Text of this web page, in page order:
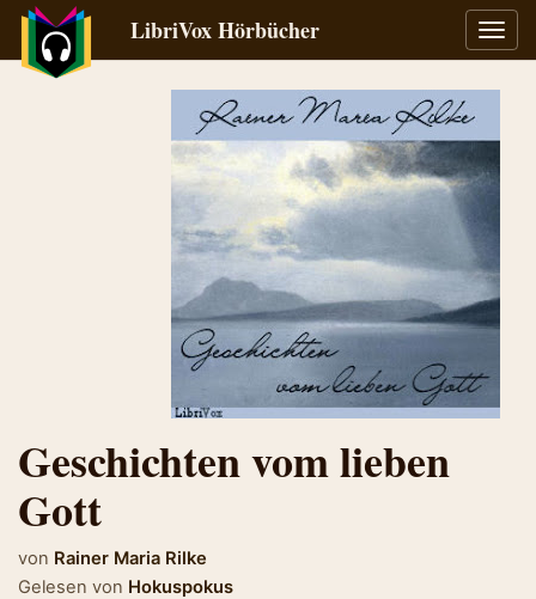
LibriVox Hörbücher
Geschichten vom lieben
Gott
von Rainer Maria Rilke
Gelesen von Hokuspokus